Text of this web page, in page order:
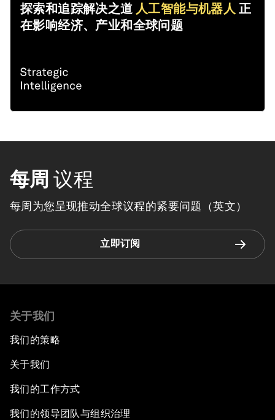
探索和追踪解决之道 人工智能与机器人 正
在影响经济、产业和全球问题
每周 议程
每周为您呈现推动全球议程的紧要问题（英文）
立即订阅
关于我们
我们的策略
关于我们
我们的工作方式
我们的领导团队与组织治理